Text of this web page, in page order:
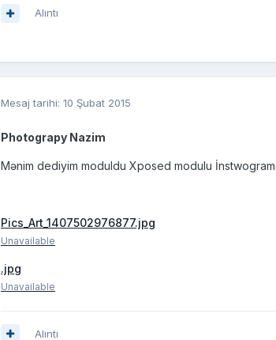
Alıntı
Mesaj tarihi: 10 Şubat 2015
Photograpy Nazim
Mənim dediyim moduldu Xposed modulu
Pics_Art_1407502976877.jpg
Unavailable
.jpg
Unavailable
Alıntı